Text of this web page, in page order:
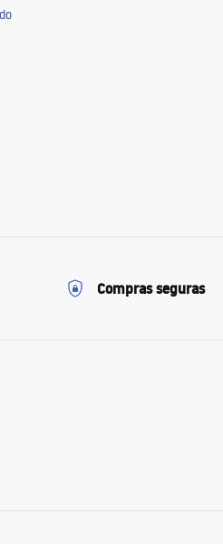
Compras seguras